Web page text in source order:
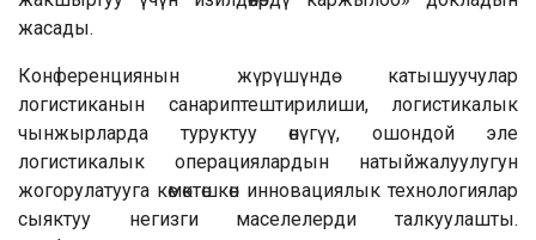
жасады.
Конференциянын жүрүшүндө катышуучулар
логистиканын санариптештирилиши, логистикалык
чынжырларда туруктуу өнүгүү, ошондой эле
логистикалык операциялардын натыйжалуулугун
жогорулатууга көмөктөшкөн инновациялык технологиялар
сыяктуу негизги маселелерди талкуулашты.